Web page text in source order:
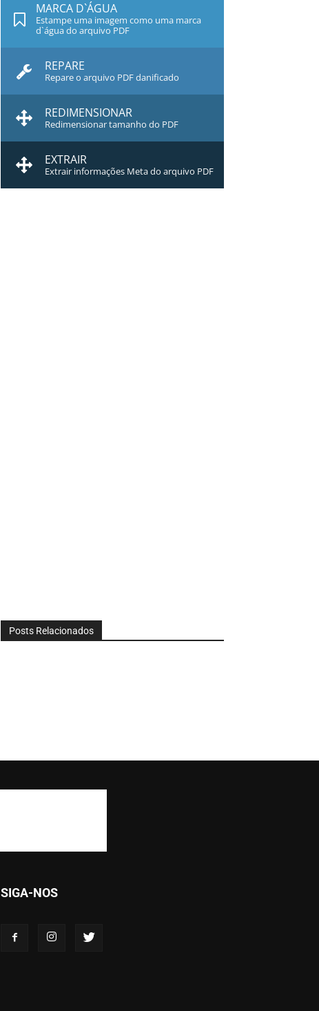
MARCA D`ÁGUA
Estampe uma imagem como uma marca
d`água do arquivo PDF
REPARE
Repare o arquivo PDF danificado
REDIMENSIONAR
Redimensionar tamanho do PDF
EXTRAIR
Extrair informações Meta do arquivo PDF
Posts Relacionados
SIGA-NOS